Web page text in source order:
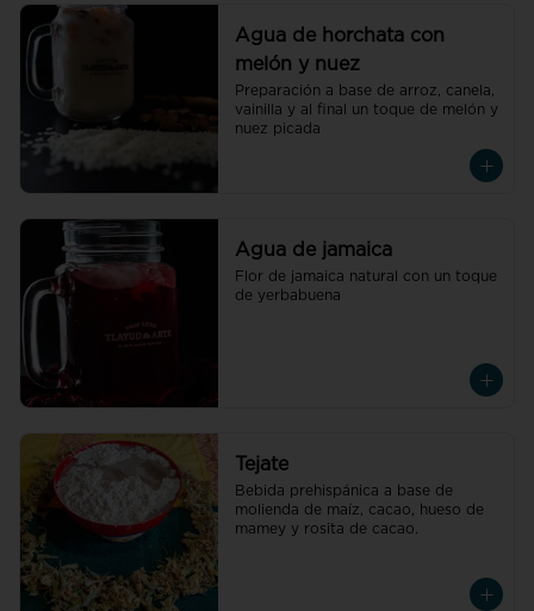
Agua de horchata con
melón y nuez
Preparación a base de arroz, canela,
vainilla y al final un toque de melón y
nuez picada
Agua de jamaica
Flor de jamaica natural con un toque
de yerbabuena
Tejate
Bebida prehispánica a base de
molienda de maíz, cacao, hueso de
mamey y rosita de cacao.